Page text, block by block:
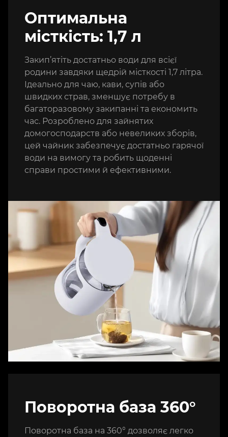
Оптимальна
місткість: 1,7 л
Закип’ятіть достатньо води для всієї
родини завдяки щедрій місткості 1,7 літра.
Ідеально для чаю, кави, супів або
швидких страв, зменшує потребу в
багаторазовому закипанні та економить
час. Розроблено для зайнятих
домогосподарств або невеликих зборів,
цей чайник забезпечує достатньо гарячої
води на вимогу та робить щоденні
справи простими й ефективними.
Поворотна база 360°
Поворотна база на 360° дозволяє легко